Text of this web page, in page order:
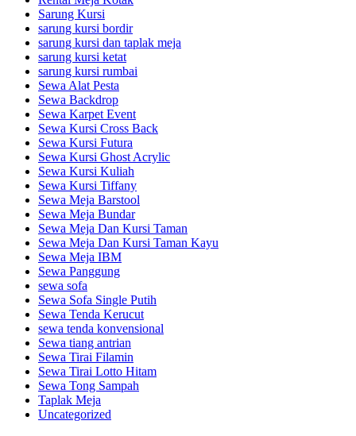
Sarung Kursi
sarung kursi bordir
sarung kursi dan taplak meja
sarung kursi ketat
sarung kursi rumbai
Sewa Alat Pesta
Sewa Backdrop
Sewa Karpet Event
Sewa Kursi Cross Back
Sewa Kursi Futura
Sewa Kursi Ghost Acrylic
Sewa Kursi Kuliah
Sewa Kursi Tiffany
Sewa Meja Barstool
Sewa Meja Bundar
Sewa Meja Dan Kursi Taman
Sewa Meja Dan Kursi Taman Kayu
Sewa Meja IBM
Sewa Panggung
sewa sofa
Sewa Sofa Single Putih
Sewa Tenda Kerucut
sewa tenda konvensional
Sewa tiang antrian
Sewa Tirai Filamin
Sewa Tirai Lotto Hitam
Sewa Tong Sampah
Taplak Meja
Uncategorized